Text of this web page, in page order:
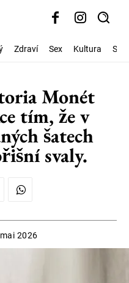
Zdraví Sex Kultura
Monét
tím, že v
šatech
svaly.
2026